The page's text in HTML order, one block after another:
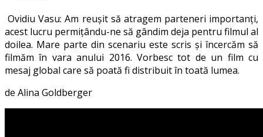
Ovidiu Vasu: Am reușit să atragem parteneri importanți,
acest lucru permițându-ne să gândim deja pentru filmul al
doilea. Mare parte din scenariu este scris și încercăm să
filmăm în vara anului 2016. Vorbesc tot de un film cu
mesaj global care să poată fi distribuit în toată lumea.
de Alina Goldberger